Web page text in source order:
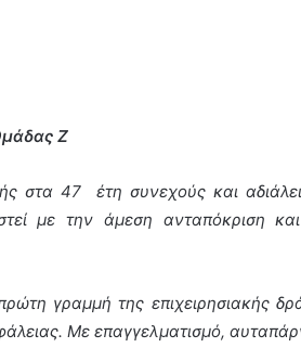
Ζ
στα 47
έτη συνεχούς και
με την άμεση ανταπόκριση
γραμμή της επιχειρησιακής
Με επαγγελματισμό,